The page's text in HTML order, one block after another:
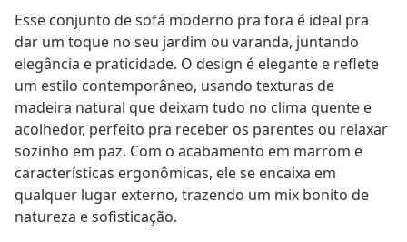
Esse conjunto de sofá moderno pra fora é ideal pra
dar um toque no seu jardim ou varanda, juntando
elegância e praticidade. O design é elegante e reflete
um estilo contemporâneo, usando texturas de
madeira natural que deixam tudo no clima quente e
acolhedor, perfeito pra receber os parentes ou relaxar
sozinho em paz. Com o acabamento em marrom e
características ergonômicas, ele se encaixa em
qualquer lugar externo, trazendo um mix bonito de
natureza e sofisticação.